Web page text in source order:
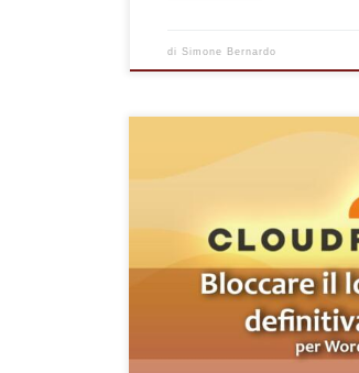
diSimone Bernardo
In questa guida descriverò il
la pagina di login ai bot esterni
l’accesso ad un sito creato con
CloudFlare e impostando un
maligni e bot per la pagina di
ovvero wp-login.php. La
altra pagina del sito, […]